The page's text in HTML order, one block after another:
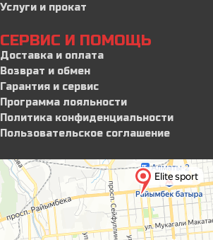
Услуги и прокат
СЕРВИС И ПОМОЩЬ
Доставка и оплата
Возврат и обмен
Гарантия и сервис
Программа лояльности
Политика конфиденциальности
Пользовательское соглашение